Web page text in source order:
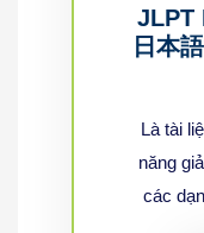
JLPT
日本
Là tài
năng
các